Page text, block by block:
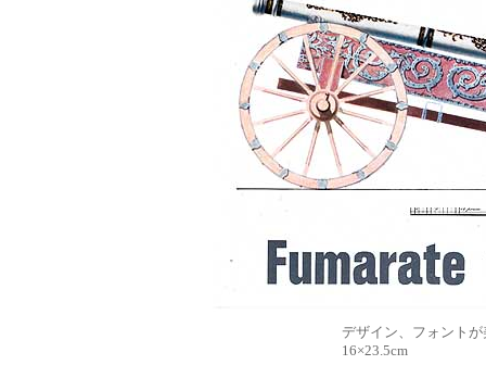
デザイン、フォント
16×23.5cm